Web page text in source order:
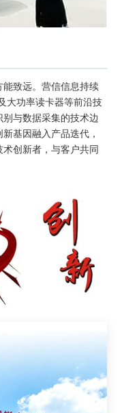
致远。营信信息持续
大功率读卡器等前沿技
与数据采集的技术边
基因融入产品迭代，
创新者，与客户共同